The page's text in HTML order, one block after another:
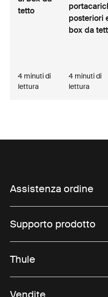
tetto
4 minuti di
lettura
posteriori
box da
4 minuti di
lettura
Assistenza ordine
Supporto prodotto
Thule